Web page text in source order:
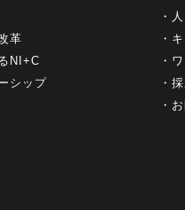
革
NI+C
シップ